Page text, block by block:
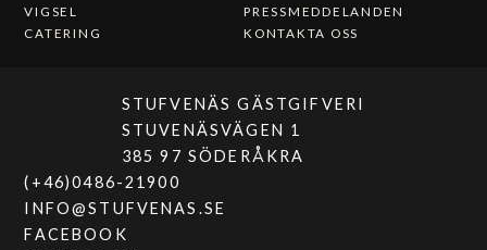
VIGSEL
CATERING
PRESSMEDDELANDEN
KONTAKTA OSS
STUFVENÄS GÄSTGIFVERI
STUVENÄSVÄGEN 1
385 97 SÖDERÅKRA
(+46)0486-21900
INFO@STUFVENAS.SE
FACEBOOK